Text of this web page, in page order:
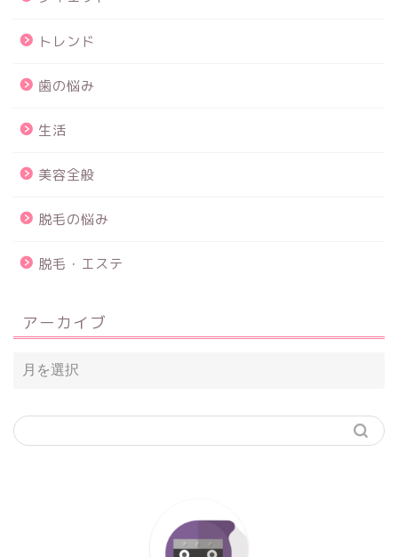
トレンド
歯の悩み
生活
美容全般
脱毛の悩み
脱毛・エステ
アーカイブ